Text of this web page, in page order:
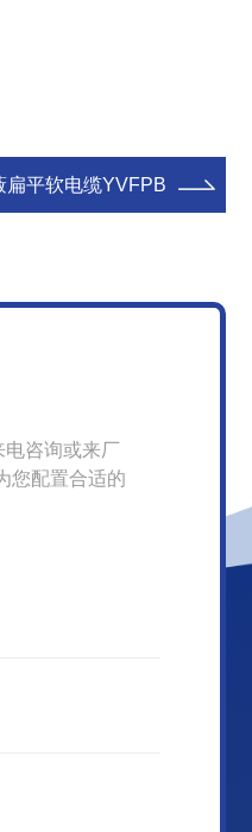
扁平软电缆YVFPB
咨询或来厂
您配置合适的